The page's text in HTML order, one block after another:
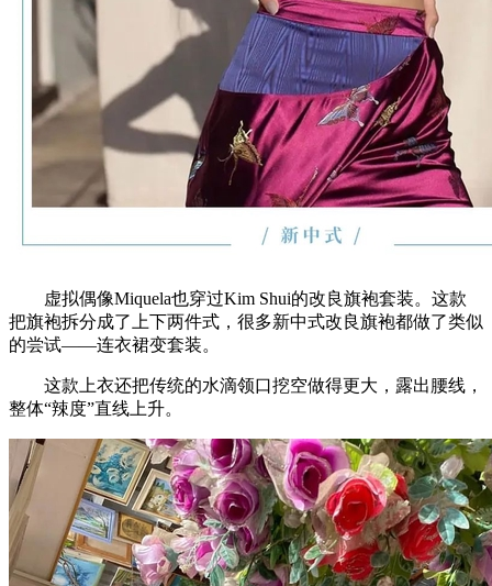
虚拟偶像Miquela也穿过Kim Shui的改良旗袍套装。这款
把旗袍拆分成了上下两件式，很多新中式改良旗袍都做了类似
的尝试——连衣裙变套装。
这款上衣还把传统的水滴领口挖空做得更大，露出腰线，
整体“辣度”直线上升。